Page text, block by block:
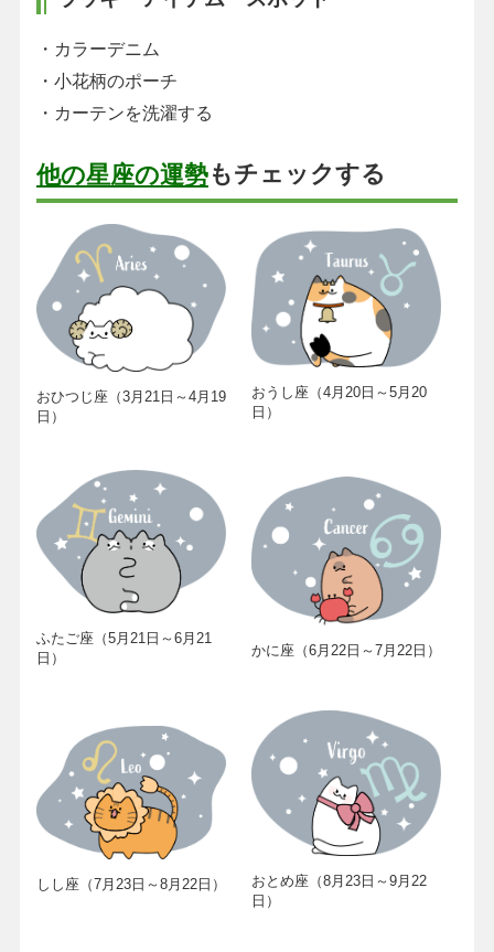
・カラーデニム
・小花柄のポーチ
・カーテンを洗濯する
他の星座の運勢もチェックする
おひつじ座（3月21日～4月19
日）
おうし座（4月20日～5月20
日）
ふたご座（5月21日～6月21
日）
かに座（6月22日～7月22日）
しし座（7月23日～8月22日）
おとめ座（8月23日～9月22
日）